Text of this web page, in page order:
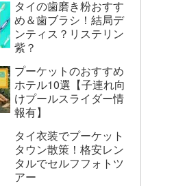
タイの歯磨き粉おすす
め＆歯ブラシ！結局デ
ンティス？リステリン
紫？
プーケットのおすすめ
ホテル10選【子連れ向
けプールスライダー情
報有】
タイ衣装でプーケット
タウン散策！格安レン
タルでセルフフォトツ
アー